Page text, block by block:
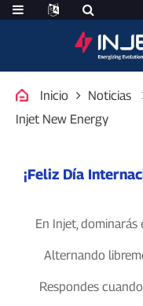
Inicio Noticias
Injet New Energy
¡Feliz Día
En Injet, dominarás
Alternando
Respondes